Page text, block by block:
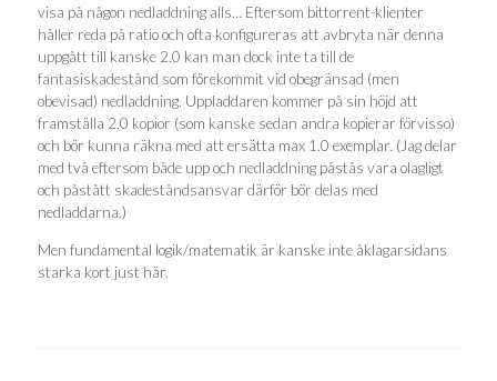
visa på någon nedladdning alls… Eftersom bittorrent-klienter
håller reda på ratio och ofta konfigureras att avbryta när denna
uppgått till kanske 2.0 kan man dock inte ta till de
fantasiskadestånd som förekommit vid obegränsad (men
obevisad) nedladdning. Uppladdaren kommer på sin höjd att
framställa 2.0 kopior (som kanske sedan andra kopierar förvisso)
och bör kunna räkna med att ersätta max 1.0 exemplar. (Jag delar
med två eftersom både upp och nedladdning påstås vara olagligt
och påstått skadeståndsansvar därför bör delas med
nedladdarna.)
Men fundamental logik/matematik är kanske inte åklagarsidans
starka kort just här.